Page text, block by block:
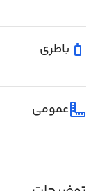
باطری
عمومی